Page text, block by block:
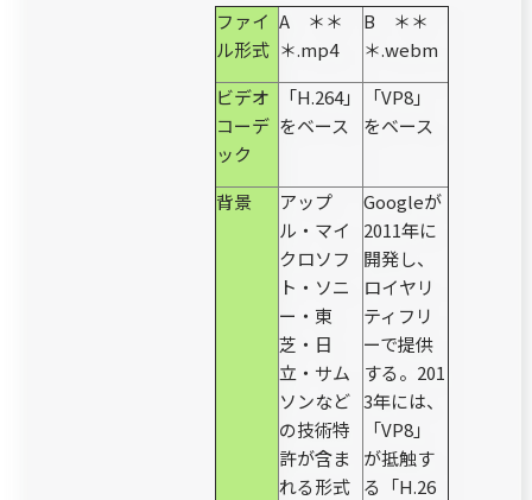
ファイ
ル形式
A ＊＊
＊.mp4
B ＊＊
＊.webm
ビデオ
コーデ
ック
「H.264」
をベース
「VP8」
をベース
背景
アップ
ル・マイ
クロソフ
ト・ソニ
ー・東
芝・日
立・サム
ソンなど
の技術特
許が含ま
れる形式
Googleが
2011年に
開発し、
ロイヤリ
ティフリ
ーで提供
する。201
3年には、
「VP8」
が抵触す
る「H.26